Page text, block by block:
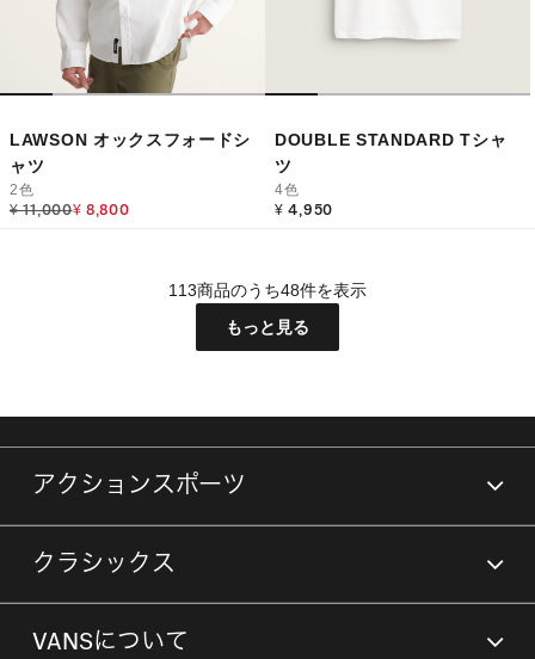
LAWSON オックスフォードシ
ャツ
2色
Price reduced from
¥ 11,000to
¥ 8,800
DOUBLE STANDARD Tシャ
ツ
4色
¥ 4,950
113商品のうち48件を表示
もっと見る
アクションスポーツ
クラシックス
VANSについて